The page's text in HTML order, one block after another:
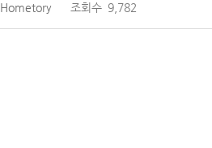
Hometory 조회수 9,782